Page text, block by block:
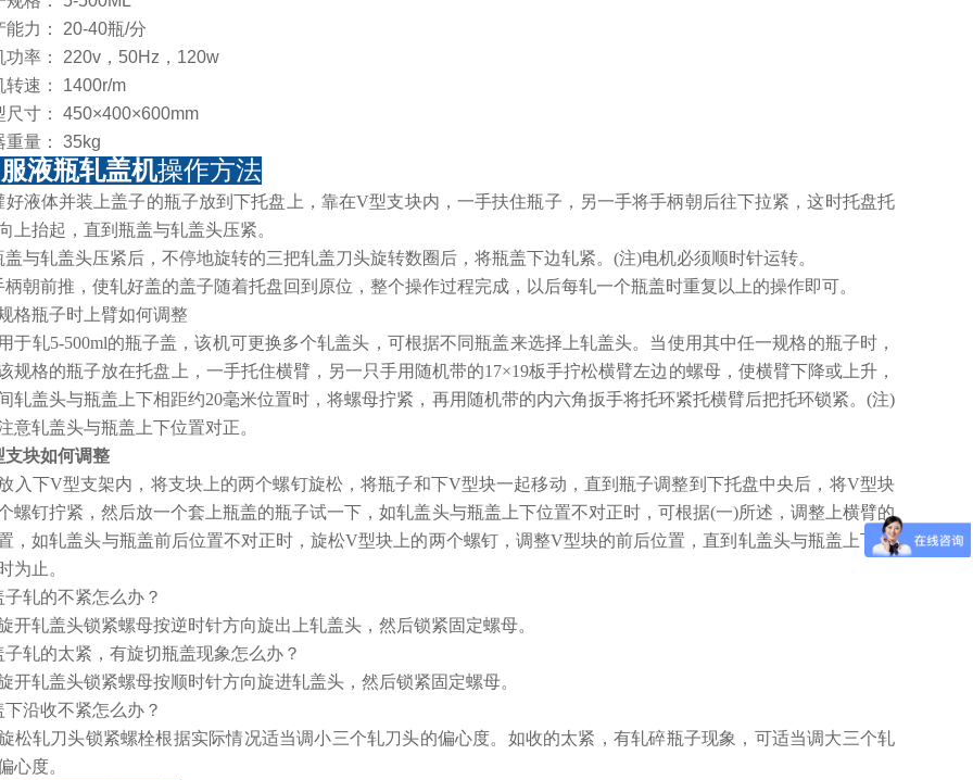
能力： 20-40瓶/分
功率： 220v，50Hz，120w
转速： 1400r/m
尺寸： 450×400×600mm
重量： 35kg
液瓶轧盖机操作方法
好液体并装上盖子的瓶子放到下托盘上，靠在V型支块内，一手扶住瓶子，另一手将手柄朝后往下拉紧，这时托盘托
上抬起，直到瓶盖与轧盖头压紧。
盖与轧盖头压紧后，不停地旋转的三把轧盖刀头旋转数圈后，将瓶盖下边轧紧。(注)电机必须顺时针运转。
柄朝前推，使轧好盖的盖子随着托盘回到原位，整个操作过程完成，以后每轧一个瓶盖时重复以上的操作即可。
格瓶子时上臂如何调整
于轧5-500ml的瓶子盖，该机可更换多个轧盖头，可根据不同瓶盖来选择上轧盖头。当使用其中任一规格的瓶子时，
规格的瓶子放在托盘上，一手托住横臂，另一只手用随机带的17×19板手拧松横臂左边的螺母，使横臂下降或上升，
轧盖头与瓶盖上下相距约20毫米位置时，将螺母拧紧，再用随机带的内六角扳手将托环紧托横臂后把托环锁紧。(注)
意轧盖头与瓶盖上下位置对正。
支块如何调整
入下V型支架内，将支块上的两个螺钉旋松，将瓶子和下V型块一起移动，直到瓶子调整到下托盘中央后，将V型块
螺钉拧紧，然后放一个套上瓶盖的瓶子试一下，如轧盖头与瓶盖上下位置不对正时，可根据(一)所述，调整上横臂的
，如轧盖头与瓶盖前后位置不对正时，旋松V型块上的两个螺钉，调整V型块的前后位置，直到轧盖头与瓶盖上下位
为止。
子轧的不紧怎么办？
开轧盖头锁紧螺母按逆时针方向旋出上轧盖头，然后锁紧固定螺母。
子轧的太紧，有旋切瓶盖现象怎么办？
开轧盖头锁紧螺母按顺时针方向旋进轧盖头，然后锁紧固定螺母。
下沿收不紧怎么办？
松轧刀头锁紧螺栓根据实际情况适当调小三个轧刀头的偏心度。如收的太紧，有轧碎瓶子现象，可适当调大三个轧
心度。